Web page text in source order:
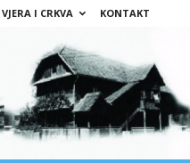
VJERA I CRKVA KONTAKT